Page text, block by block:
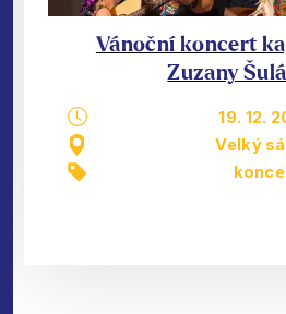
Vánoční koncert
Zuzany
19. 12.
Velký